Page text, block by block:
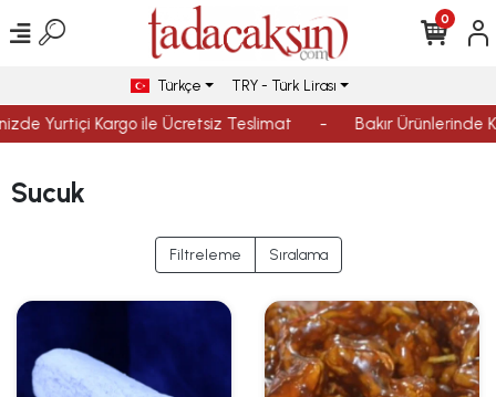
Yurtiçi Kargo ile Ücretsiz Teslimat - Bakır Ürünlerinde
0
Türkçe TRY - Türk Lirası
Sucuk
Filtreleme Sıralama